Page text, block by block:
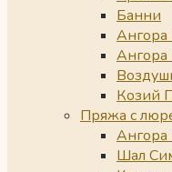
Банни
Ангора
Ангора
Козий
Пряжа с
Ангора
Шал